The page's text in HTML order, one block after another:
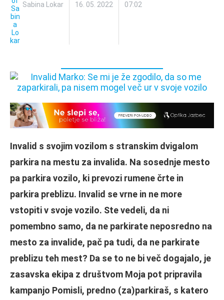
Sabina Lokar 16. 05. 2022 07:02
Invalid s svojim vozilom s stranskim dvigalom
parkira na mestu za invalida. Na sosednje mesto
pa parkira vozilo, ki prevozi rumene črte in
parkira preblizu. Invalid se vrne in ne more
vstopiti v svoje vozilo. Ste vedeli, da ni
pomembno samo, da ne parkirate neposredno na
mesto za invalide, pač pa tudi, da ne parkirate
preblizu teh mest? Da se to ne bi več dogajalo, je
zasavska ekipa z društvom Moja pot pripravila
kampanjo Pomisli, predno (za)parkiraš, s katero